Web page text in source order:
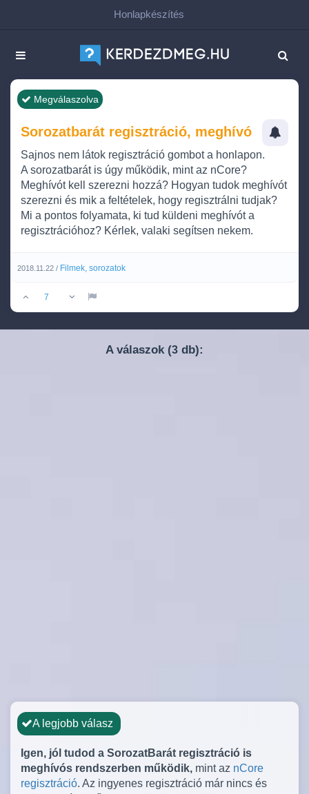
Honlapkészítés
Megválaszolva
Sorozatbarát regisztráció, meghívó
Sajnos nem látok regisztráció gombot a honlapon.
A sorozatbarát is úgy működik, mint az nCore?
Meghívót kell szerezni hozzá? Hogyan tudok meghívót
szerezni és mik a feltételek, hogy regisztrálni tudjak?
Mi a pontos folyamata, ki tud küldeni meghívót a
regisztrációhoz? Kérlek, valaki segítsen nekem.
2018.11.22 / Filmek, sorozatok
7
A válaszok (3 db):
A legjobb válasz
Igen, jól tudod a SorozatBarát regisztráció is
meghívós rendszerben működik, mint az nCore
regisztráció. Az ingyenes regisztráció már nincs és